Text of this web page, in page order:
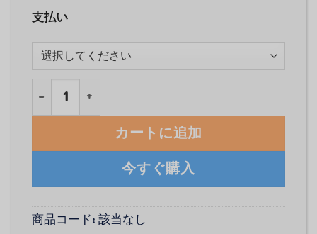
支払い
All‑Inclusive Business Startup Service
カートに追加
今すぐ購入
商品コード:該当なし